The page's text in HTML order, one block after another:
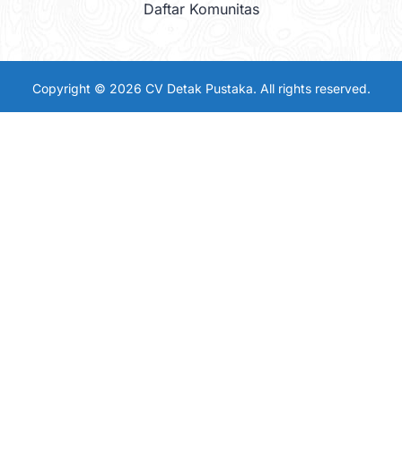
Daftar Komunitas
Copyright © 2026 CV Detak Pustaka. All rights reserved.